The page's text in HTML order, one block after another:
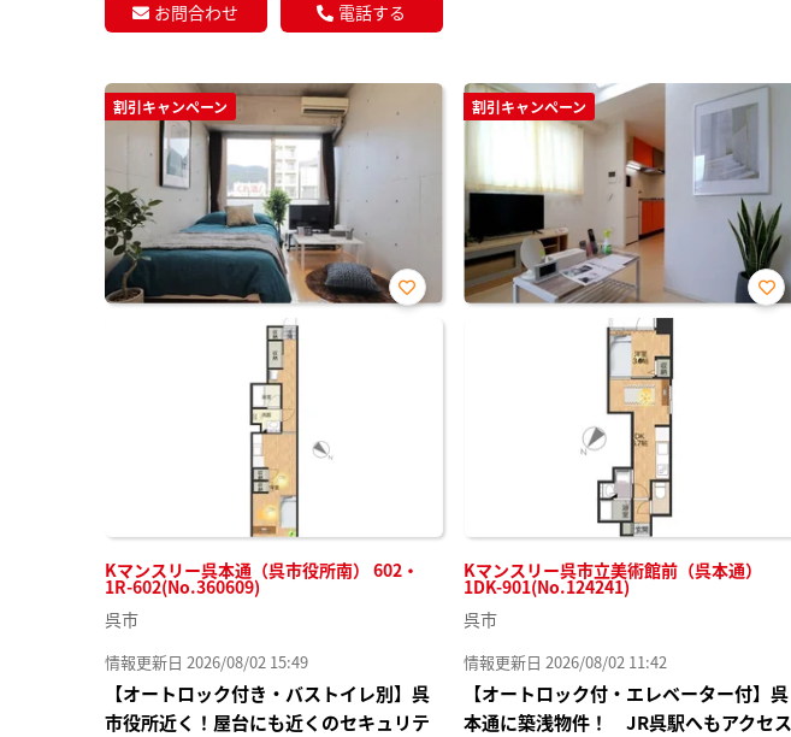
お問合わせ 電話する
割引キャンペーン
Kマンスリー呉本通（呉市役所南） 602・
1R-602(No.360609)
お気
呉市
情報更新日 2026/08/02 15:49
【オートロック付き・バストイレ別】呉
市役所近く！屋台にも近くのセキュリテ
割引キャンペーン
Kマンスリー呉市立美術館前（呉本通）
1DK-901(No.124241)
お気
呉市
情報更新日 2026/08/02 11:42
【オートロック付・エレベーター付】呉
本通に築浅物件！ JR呉駅へもアクセス